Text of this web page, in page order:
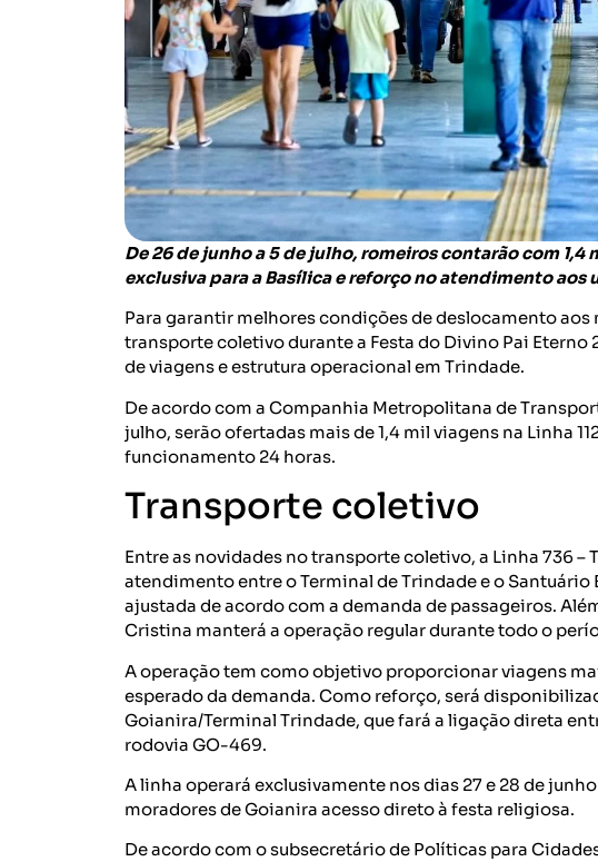
De 26 de junho a 5 de julho, romeiros contarão com
exclusiva para a Basílica e reforço no atendimento aos
Para garantir melhores condições de deslocamento
transporte coletivo durante a Festa do Divino Pai Eterno
de viagens e estrutura operacional em Trindade.
De acordo com a Companhia Metropolitana de
julho, serão ofertadas mais de 1,4 mil viagens na Linha
funcionamento 24 horas.
Transporte coletivo
Entre as novidades no transporte coletivo, a Linha 736 –
atendimento entre o Terminal de Trindade e o
ajustada de acordo com a demanda de passageiros.
Cristina manterá a operação regular durante todo o
A operação tem como objetivo proporcionar viagens
esperado da demanda. Como reforço, será
Goianira/Terminal Trindade, que fará a ligação direta
rodovia GO-469.
A linha operará exclusivamente nos dias 27 e 28 de
moradores de Goianira acesso direto à festa religiosa.
De acordo com o subsecretário de Políticas para